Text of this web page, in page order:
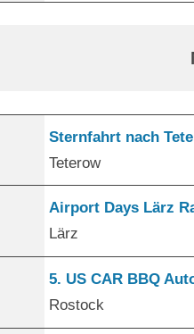
Sternfahrt nach
Teterow
Airport Days Lärz
Lärz
5. US CAR BBQ
Rostock